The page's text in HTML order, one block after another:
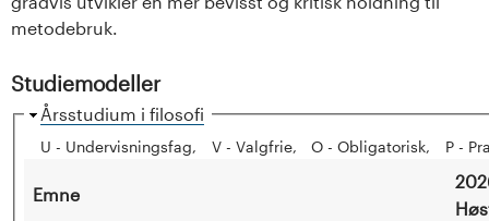
t
e
t
metodebruk.
Studiemodeller
H
i
e
Årsstudium i filosofi
U - Undervisningsfag V - Valgfrie O - Obligatorisk P -
Emne